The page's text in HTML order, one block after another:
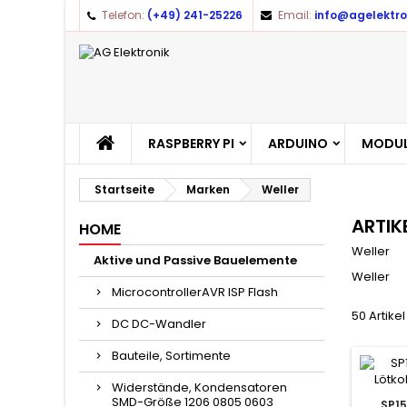
Telefon: (+49) 241-25226 Email:
RASPBERRY PI ARDUINO
Startseite Marken Weller
HOME
Aktive und Passive Bauelemente
MicrocontrollerAVR ISP Flash
DC DC-Wandler
Bauteile, Sortimente
Widerstände, Kondensatoren
SMD-Größe 1206 0805 0603
Weller
Weller
50